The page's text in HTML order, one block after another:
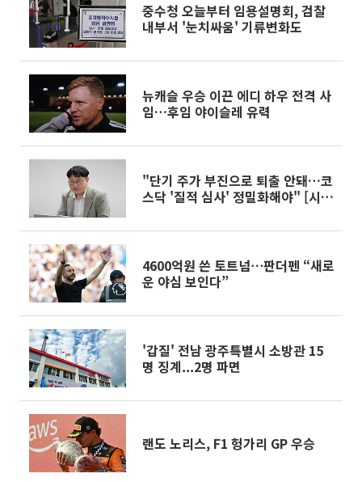
중수청 오늘부터 임용설명회, 검찰
내부서 '눈치싸움' 기류변화도
뉴캐슬 우승 이끈 에디 하우 전격 사
임…후임 야이슬레 유력
"단기 주가 부진으로 퇴출 안돼…코
스닥 '질적 심사' 정밀화해야" [시총
4600억원 쓴 토트넘⋯판더펜 “새로
운 야심 보인다”
'갑질' 전남 광주특별시 소방관 15
명 징계...2명 파면
랜도 노리스, F1 헝가리 GP 우승